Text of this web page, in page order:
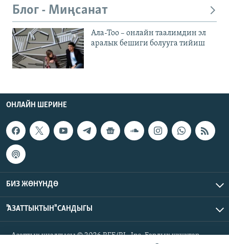
Блог - Миңсанат
Ала-Тоо – онлайн таалимдин эл
аралык бешиги болууга тийиш
ОНЛАЙН ШЕРИНЕ
БИЗ ЖӨНҮНДӨ
"АЗАТТЫКТЫН" САНДЫГЫ
Азаттык үналгысы © 2026 RFE/RL, Inc. Бардык укуктар